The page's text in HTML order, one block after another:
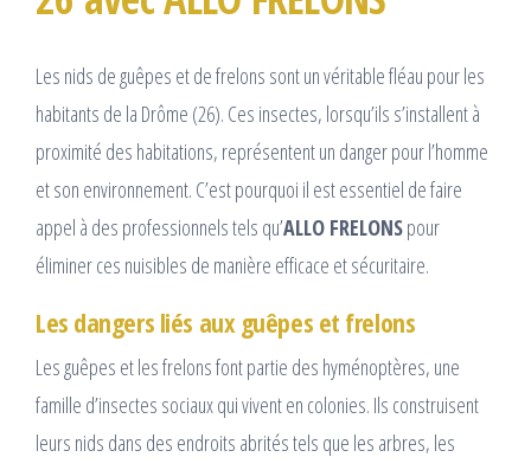
Les nids de guêpes et de frelons sont un véritable fléau pour les
habitants de la Drôme (26). Ces insectes, lorsqu’ils s’installent à
proximité des habitations, représentent un danger pour l’homme
et son environnement. C’est pourquoi il est essentiel de faire
appel à des professionnels tels qu’ALLO FRELONSpour
éliminer ces nuisibles de manière efficace et sécuritaire.
Les dangers liés aux guêpes et frelons
Les guêpes et les frelons font partie des hyménoptères, une
famille d’insectes sociaux qui vivent en colonies. Ils construisent
leurs nids dans des endroits abrités tels que les arbres, les